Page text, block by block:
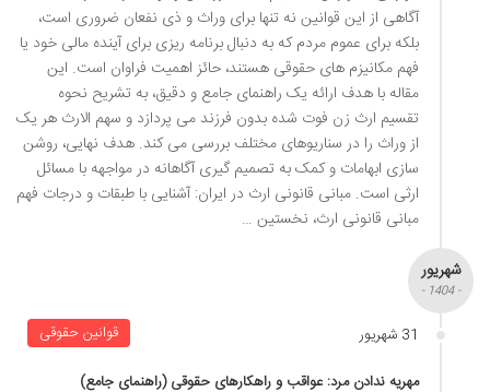
آگاهی از این قوانین نه تنها برای وراث و ذی نفعان ضروری است،
بلکه برای عموم مردم که به دنبال برنامه ریزی برای آینده مالی خود یا
فهم مکانیزم های حقوقی هستند، حائز اهمیت فراوان است. این
مقاله با هدف ارائه یک راهنمای جامع و دقیق، به تشریح نحوه
تقسیم ارث زن فوت شده بدون فرزند می پردازد و سهم الارث هر یک
از وراث را در سناریوهای مختلف بررسی می کند. هدف نهایی، روشن
سازی ابهامات و کمک به تصمیم گیری آگاهانه در مواجهه با مسائل
ارثی است. مبانی قانونی ارث در ایران: آشنایی با طبقات و درجات فهم
مبانی قانونی ارث، نخستین …
شهریور
- 1404 -
31 شهریور قوانین حقوقی
مهریه ندادن مرد: عواقب و راهکارهای حقوقی (راهنمای جامع)